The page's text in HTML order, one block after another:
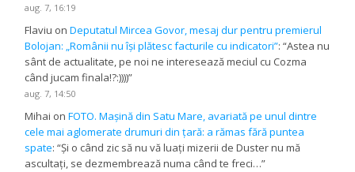
aug. 7, 16:19
Flaviu onDeputatul Mircea Govor, mesaj dur pentru premierul
Bolojan: „Românii nu își plătesc facturile cu indicatori”: “Astea nu
sânt de actualitate, pe noi ne interesează meciul cu Cozma
când jucam finala!?:))))”
aug. 7, 14:50
Mihai onFOTO. Mașină din Satu Mare, avariată pe unul dintre
cele mai aglomerate drumuri din țară: a rămas fără puntea
spate: “Și o când zic să nu vă luați mizerii de Duster nu mă
ascultați, se dezmembrează numa când te freci…”